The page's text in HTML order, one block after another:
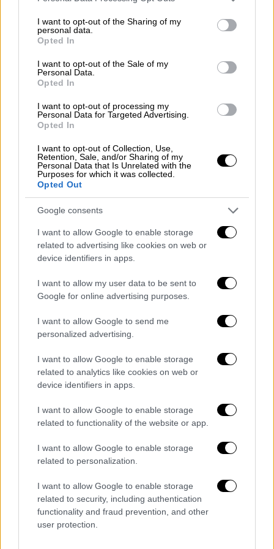
not limited to your visit or usage behaviour. You may click to
grant or deny consent to Google and its third-party tags to
use your data for below specified purposes in below Google
consent section.
I want to opt-out of the Sharing of my
personal data.
Opted In
I want to opt-out of the Sale of my
Personal Data.
Opted In
I want to opt-out of processing my
Personal Data for Targeted Advertising.
Opted In
I want to opt-out of Collection, Use,
Retention, Sale, and/or Sharing of my
Personal Data that Is Unrelated with the
Purposes for which it was collected.
Opted Out
Google consents
I want to allow Google to enable storage
related to advertising like cookies on web or
device identifiers in apps.
I want to allow my user data to be sent to
Google for online advertising purposes.
I want to allow Google to send me
personalized advertising.
I want to allow Google to enable storage
related to analytics like cookies on web or
device identifiers in apps.
I want to allow Google to enable storage
related to functionality of the website or app.
I want to allow Google to enable storage
related to personalization.
I want to allow Google to enable storage
related to security, including authentication
functionality and fraud prevention, and other
user protection.
φάλαινα και μοιάζει πολύ με ένα πολύ
μεγάλο δελφίνι.
Ο Anton van Helden, επιστημονικός
σύμβουλος στην
του τμήματος προστασίας της
Ζηλανδίας, είναι ένας από τους ειδικούς
παγκοσμίως για τη φάλαινα με τα «δόντια
φτυαριού». Αυτός «ανέστησε» το είδος όταν
θεωρούνταν ότι είχε εξαφανιστεί και
βοήθησε στην ονομασία του. «
καμία αμφιβολία ότι πρόκειται γι' αυτό»,
δήλωσε στον Guardian.
Σημειώνεται ότι έχει μεταφερθεί με κάποιο
τρόπο σε καταψύκτη, πράγμα που σημαίνει
«Δεν μιλάμε για ένα κουφάρι που κάθεται
στον καυτό ήλιο», είπε.
Conservation via AP
Ο Γκέιμπ Ντέιβις, διευθυντής επιχειρήσεων
Τμήμα Προστασίας της Νέας Ζηλανδίας